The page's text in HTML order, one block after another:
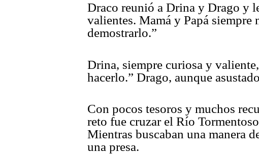
Draco reunió a Drina y Drago y
valientes. Mamá y Papá siempre
demostrarlo.”
Drina, siempre curiosa y
hacerlo.” Drago, aunque
Con pocos tesoros y muchos
reto fue cruzar el Río
Mientras buscaban una manera
una presa.